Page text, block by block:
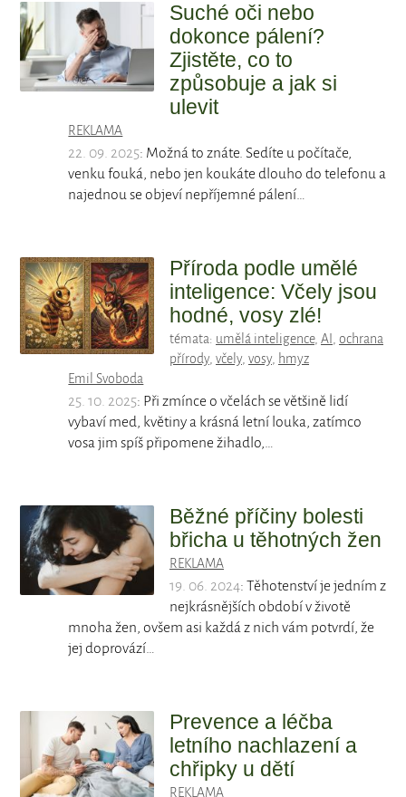
Suché oči nebo
dokonce pálení?
Zjistěte, co to
způsobuje a jak si
ulevit
REKLAMA
22. 09. 2025: Možná to znáte. Sedíte u počítače,
venku fouká, nebo jen koukáte dlouho do telefonu a
najednou se objeví nepříjemné pálení…
Příroda podle umělé
inteligence: Včely jsou
hodné, vosy zlé!
témata: umělá inteligence, AI , ochrana
přírody, včely, vosy, hmyz
Emil Svoboda
25. 10. 2025: Při zmínce o včelách se většině lidí
vybaví med, květiny a krásná letní louka, zatímco
vosa jim spíš připomene žihadlo,…
Běžné příčiny bolesti
břicha u těhotných žen
REKLAMA
19. 06. 2024: Těhotenství je jedním z
nejkrásnějších období v životě
mnoha žen, ovšem asi každá z nich vám potvrdí, že
jej doprovází…
Prevence a léčba
letního nachlazení a
chřipky u dětí
REKLAMA